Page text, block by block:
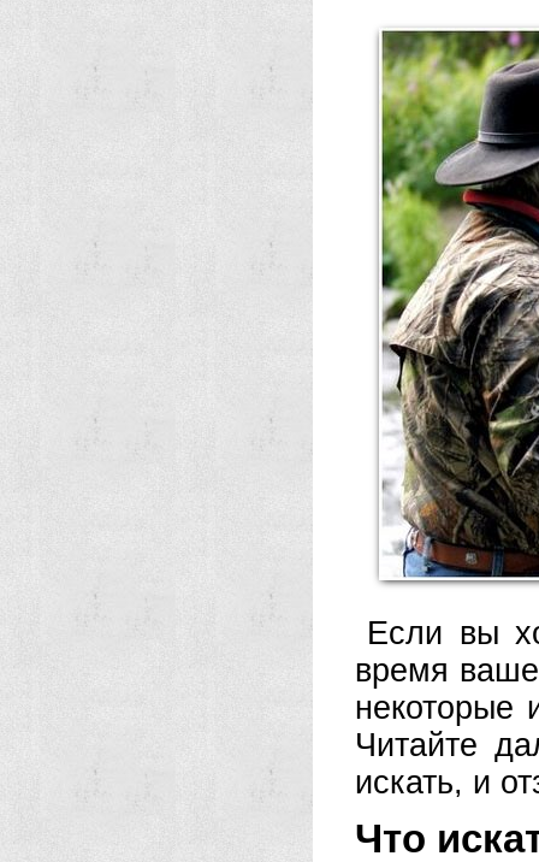
Если вы
время
некоторые
Читайте
искать, и
Что